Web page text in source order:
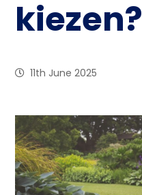
kiezen?
11th June 2025